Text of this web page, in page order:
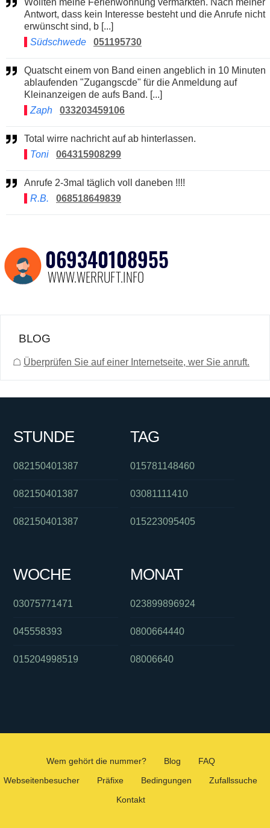
Wollten meine Ferienwohnung vermarkten. Nach meiner
Antwort, dass kein Interesse besteht und die Anrufe nicht
erwünscht sind, b [...]
Südschwede
051195730
Quatscht einem von Band einen angeblich in 10 Minuten
ablaufenden "Zugangscde" für die Anmeldung auf
Kleinanzeigen de aufs Band. [...]
Zaph
033203459106
Total wirre nachricht auf ab hinterlassen.
Toni
064315908299
Anrufe 2-3mal täglich voll daneben !!!!
R.B.
068518649839
BLOG
☖ Überprüfen Sie auf einer Internetseite, wer Sie anruft.
STUNDE
082150401387
082150401387
082150401387
TAG
015781148460
03081111410
015223095405
WOCHE
03075771471
045558393
015204998519
MONAT
023899896924
0800664440
08006640
Wem gehört die nummer? Blog
FAQ
Webseitenbesucher
Präfixe Bedingungen
Zufallssuche
Kontakt